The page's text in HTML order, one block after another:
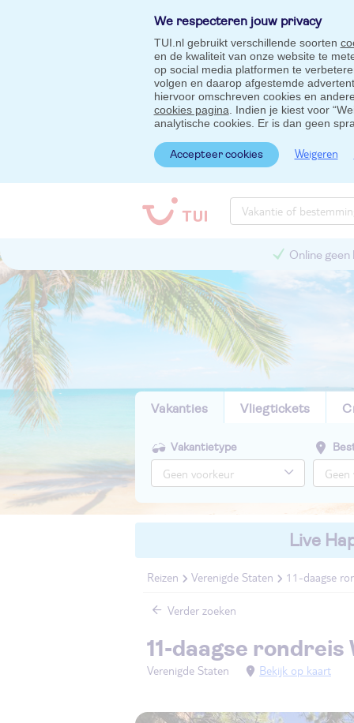
We respecteren jouw privacy
TUI.nl gebruikt verschillende soorten
en de kwaliteit van onze website te
op social media platformen te
volgen en daarop afgestemde
hiervoor omschreven cookies en
cookies pagina . Indien je kiest voor
analytische cookies. Er is dan geen
Accepteer cookies Weigeren
Online
Vakanties Vliegtickets
Vakantietype
Live
Reizen Verenigde Staten 11-daagse
Verder zoeken
11-daagse
Verenigde Staten Bekijk op kaart